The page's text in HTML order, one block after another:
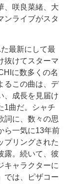
、咲良菜緒、大
ンライブがスタ
最新にして最
抜けてスターマ
に数多くの名
るこの曲は、デ
、成長を見届け
1曲だ。シャチ
詞に、数々の思
ら一気に13年前
プリングされた
露。続いて、彼
キャラクターに
では、ピザコー